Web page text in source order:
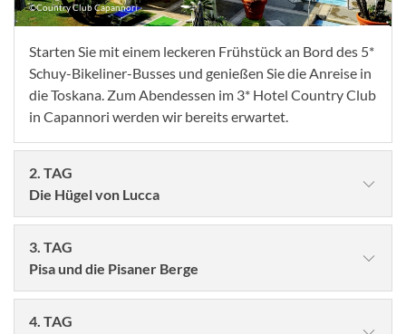
©Country Club Capannori
Starten Sie mit einem leckeren Frühstück an Bord des 5*
Schuy-Bikeliner-Busses und genießen Sie die Anreise in
die Toskana. Zum Abendessen im 3* Hotel Country Club
in Capannori werden wir bereits erwartet.
2. TAG
Die Hügel von Lucca
3. TAG
Pisa und die Pisaner Berge
4. TAG